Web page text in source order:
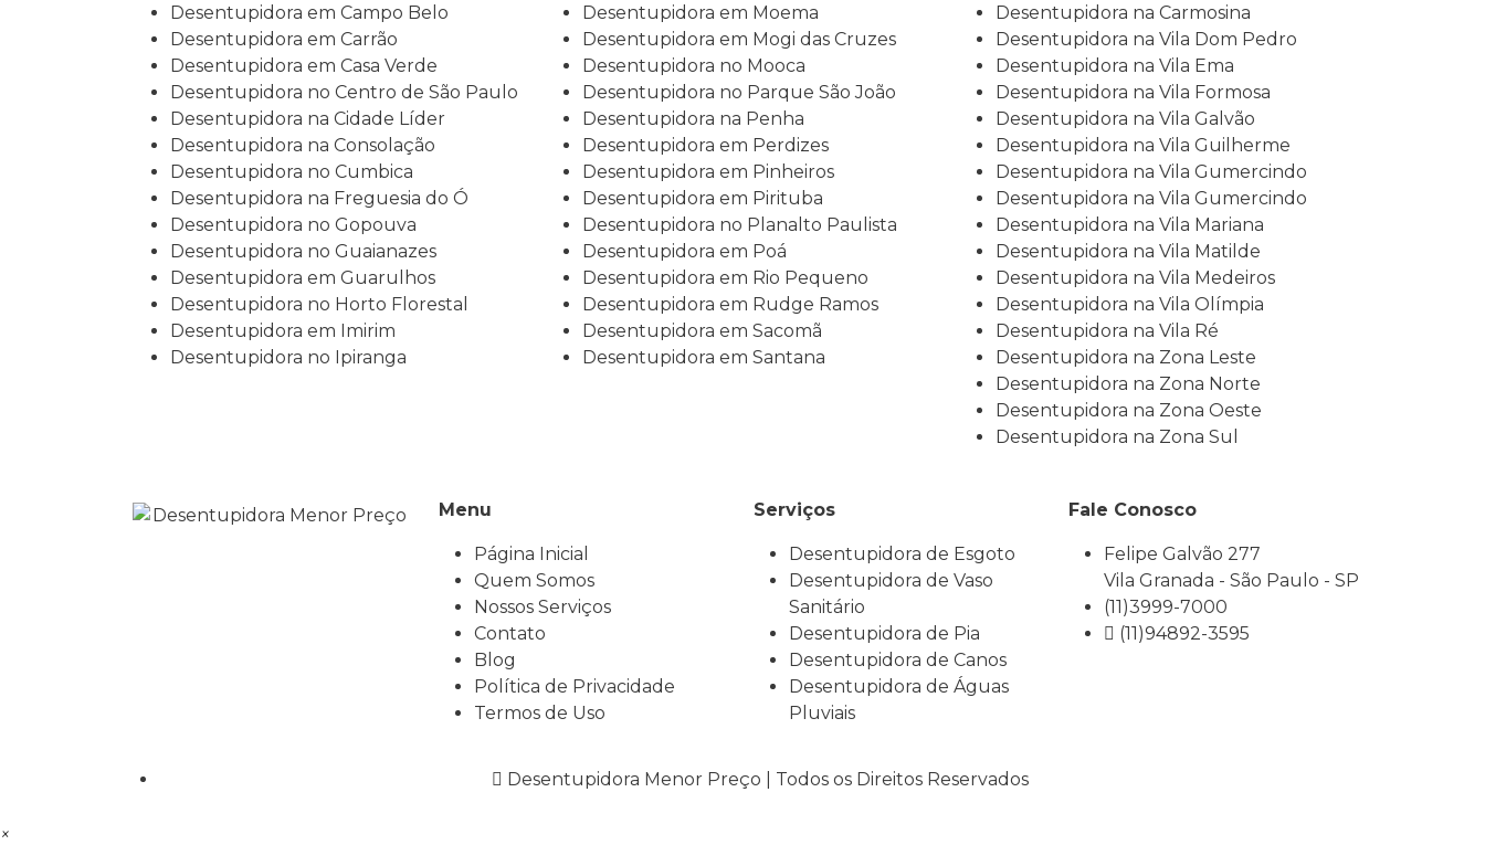
Desentupidora em Campo Belo
Desentupidora em Carrão
Desentupidora em Casa Verde
Desentupidora no Centro de São Paulo
Desentupidora na Cidade Líder
Desentupidora na Consolação
Desentupidora no Cumbica
Desentupidora na Freguesia do Ó
Desentupidora no Gopouva
Desentupidora no Guaianazes
Desentupidora em Guarulhos
Desentupidora no Horto Florestal
Desentupidora em Imirim
Desentupidora no Ipiranga
Desentupidora em Moema
Desentupidora em Mogi das Cruzes
Desentupidora no Mooca
Desentupidora no Parque São João
Desentupidora na Penha
Desentupidora em Perdizes
Desentupidora em Pinheiros
Desentupidora em Pirituba
Desentupidora no Planalto Paulista
Desentupidora em Poá
Desentupidora em Rio Pequeno
Desentupidora em Rudge Ramos
Desentupidora em Sacomã
Desentupidora em Santana
Desentupidora na Carmosina
Desentupidora na Vila Dom Pedro
Desentupidora na Vila Ema
Desentupidora na Vila Formosa
Desentupidora na Vila Galvão
Desentupidora na Vila Guilherme
Desentupidora na Vila Gumercindo
Desentupidora na Vila Gumercindo
Desentupidora na Vila Mariana
Desentupidora na Vila Matilde
Desentupidora na Vila Medeiros
Desentupidora na Vila Olímpia
Desentupidora na Vila Ré
Desentupidora na Zona Leste
Desentupidora na Zona Norte
Desentupidora na Zona Oeste
Desentupidora na Zona Sul
Menu
Página Inicial
Quem Somos
Nossos Serviços
Contato
Blog
Política de Privacidade
Termos de Uso
Serviços
Desentupidora de Esgoto
Desentupidora de Vaso
Sanitário
Desentupidora de Pia
Desentupidora de Canos
Desentupidora de Águas
Pluviais
Fale Conosco
Felipe Galvão 277
Vila Granada - São Paulo - SP
(11)3999-7000
(11)94892-3595
Desentupidora Menor Preço | Todos os Direitos Reservados
×